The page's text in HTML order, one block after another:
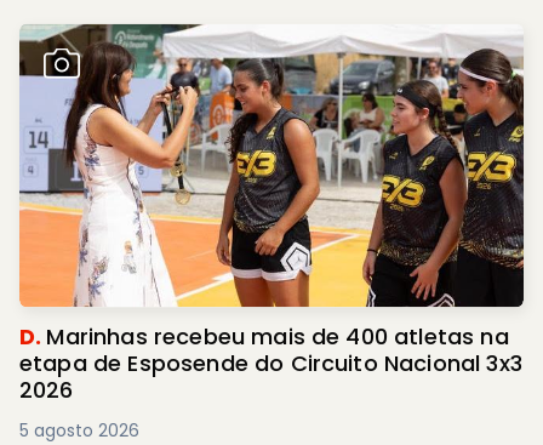
D. Marinhas recebeu mais de 400 atletas na
etapa de Esposende do Circuito Nacional 3x3
2026
5 agosto 2026